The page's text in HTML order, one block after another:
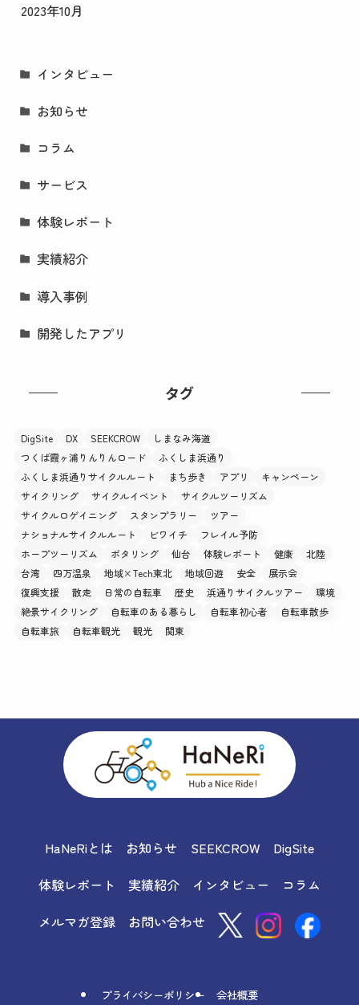
2023年10月
インタビュー
お知らせ
コラム
サービス
体験レポート
実績紹介
導入事例
開発したアプリ
タグ
DigSite DX SEEKCROW
しまなみ海道
つくば霞ヶ浦りんりんロード
ふくしま浜通り
ふくしま浜通りサイクルルート
まち歩き アプリ
キャンペーン
サイクリング
サイクルイベント
サイクルツーリズム
サイクルロゲイニング
スタンプラリー
ツアー
ナショナルサイクルルート
ビワイチ
フレイル予防
ホープツーリズム
ポタリング 仙台 体験レポート 健康
北陸
台湾
四万温泉 地域×Tech東北 地域回遊 安全
展示会
復興支援
散走 日常の自転車 歴史 浜通りサイクルツアー
環境
絶景サイクリング
自転車のある暮らし 自転車初心者
自転車散歩
自転車旅
自転車観光 観光 関東
HaNeRiとは お知らせ SEEKCROW
DigSite
体験レポート
実績紹介 インタビュー
コラム
メルマガ登録
お問い合わせ
プライバシーポリシー 会社概要